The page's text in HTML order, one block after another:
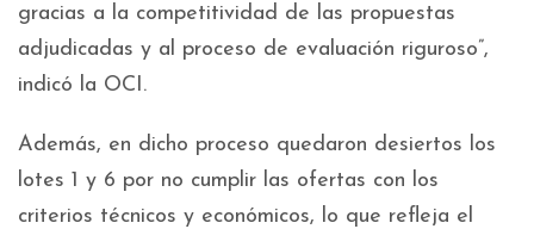
gracias a la competitividad de las propuestas
adjudicadas y al proceso de evaluación riguroso”,
indicó la OCI.
Además, en dicho proceso quedaron desiertos los
lotes 1 y 6 por no cumplir las ofertas con los
criterios técnicos y económicos, lo que refleja el